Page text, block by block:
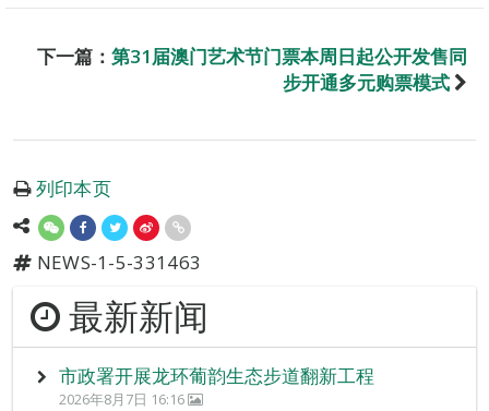
下一篇： 第31届澳门艺术节门票本周日起公开发售同
步开通多元购票模式
列印本页
NEWS-1-5-331463
最新新闻
市政署开展龙环葡韵生态步道翻新工程
2026年8月7日 16:16